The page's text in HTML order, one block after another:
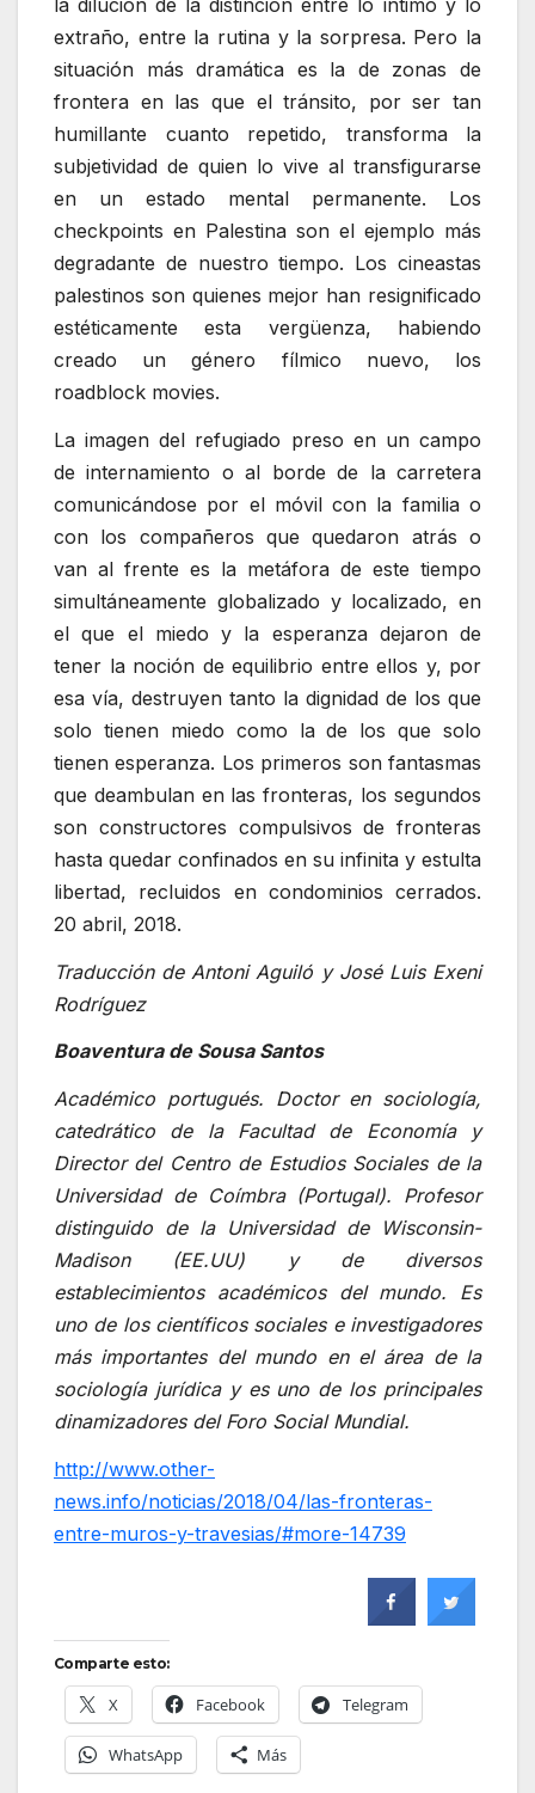
la dilución de la distinción entre lo íntimo y lo
extraño, entre la rutina y la sorpresa. Pero la
situación más dramática es la de zonas de
frontera en las que el tránsito, por ser tan
humillante cuanto repetido, transforma la
subjetividad de quien lo vive al transfigurarse
en un estado mental permanente. Los
checkpoints en Palestina son el ejemplo más
degradante de nuestro tiempo. Los cineastas
palestinos son quienes mejor han resignificado
estéticamente esta vergüenza, habiendo
creado un género fílmico nuevo, los
roadblock movies.
La imagen del refugiado preso en un campo
de internamiento o al borde de la carretera
comunicándose por el móvil con la familia o
con los compañeros que quedaron atrás o
van al frente es la metáfora de este tiempo
simultáneamente globalizado y localizado, en
el que el miedo y la esperanza dejaron de
tener la noción de equilibrio entre ellos y, por
esa vía, destruyen tanto la dignidad de los que
solo tienen miedo como la de los que solo
tienen esperanza. Los primeros son fantasmas
que deambulan en las fronteras, los segundos
son constructores compulsivos de fronteras
hasta quedar confinados en su infinita y estulta
libertad, recluidos en condominios cerrados.
20 abril, 2018.
Traducción de Antoni Aguiló y José Luis Exeni
Rodríguez
Boaventura de Sousa Santos
Académico portugués. Doctor en sociología,
catedrático de la Facultad de Economía y
Director del Centro de Estudios Sociales de la
Universidad de Coímbra (Portugal). Profesor
distinguido de la Universidad de Wisconsin-
Madison (EE.UU) y de diversos
establecimientos académicos del mundo. Es
uno de los científicos sociales e investigadores
más importantes del mundo en el área de la
sociología jurídica y es uno de los principales
dinamizadores del Foro Social Mundial.
http://www.other-
news.info/noticias/2018/04/las-fronteras-
entre-muros-y-travesias/#more-14739
Comparte esto:
X Facebook Telegram
WhatsApp Más